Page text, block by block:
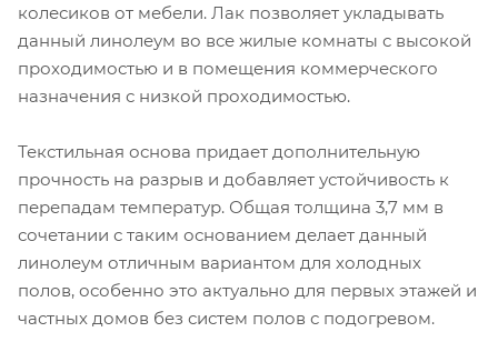
колесиков от мебели. Лак позволяет укладывать
данный линолеум во все жилые комнаты с высокой
проходимостью и в помещения коммерческого
назначения с низкой проходимостью.
Текстильная основа придает дополнительную
прочность на разрыв и добавляет устойчивость к
перепадам температур. Общая толщина 3,7 мм в
сочетании с таким основанием делает данный
линолеум отличным вариантом для холодных
полов, особенно это актуально для первых этажей и
частных домов без систем полов с подогревом.